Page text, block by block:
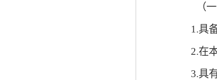
（
1.具
2.在
3.具